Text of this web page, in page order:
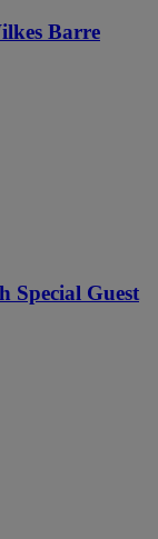
Barre
Special Guest